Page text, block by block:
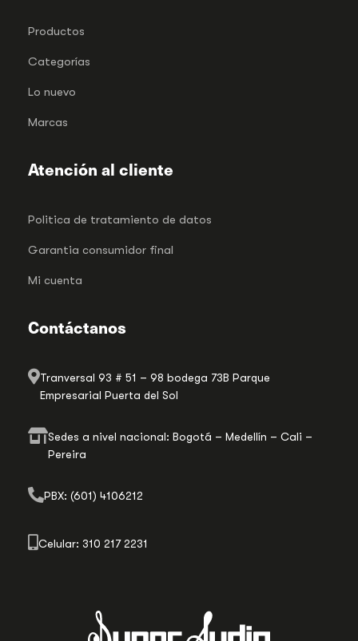
Productos
Categorías
Lo nuevo
Marcas
Atención al cliente
Politica de tratamiento de datos
Garantia consumidor final
Mi cuenta
Contáctanos
Tranversal 93 # 51 – 98 bodega 73B Parque
Empresarial Puerta del Sol
Sedes a nivel nacional: Bogotá – Medellín – Cali –
Pereira
PBX: (601) 4106212
Celular: 310 217 2231